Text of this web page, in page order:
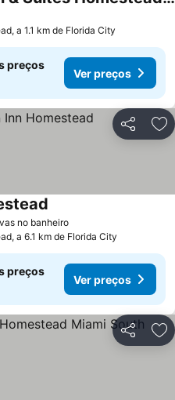
a 1.1 km de Florida City
preços
Ver preços
Partilhar
no banheiroVer preços
a 6.1 km de Florida City
preços
Ver preços
Partilhar